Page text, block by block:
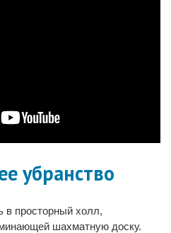
убранство
в просторный холл,
шахматную доску.